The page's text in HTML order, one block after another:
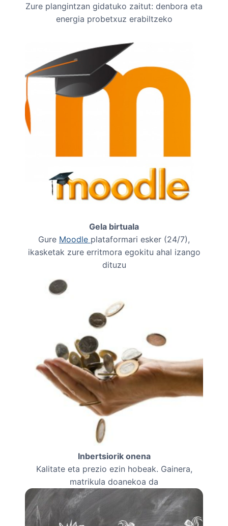
Zure plangintzan gidatuko zaitut: denbora eta
energia probetxuz erabiltzeko
Gela birtuala
Gure Moodle plataformari esker (24/7),
ikasketak zure erritmora egokitu ahal izango
dituzu
Inbertsiorik onena
Kalitate eta prezio ezin hobeak. Gainera,
matrikula doanekoa da